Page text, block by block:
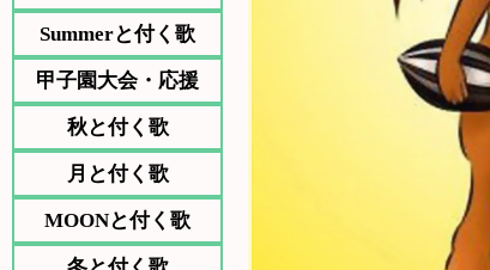
Summerと付く歌
甲子園大会・応援
秋と付く歌
月と付く歌
MOONと付く歌